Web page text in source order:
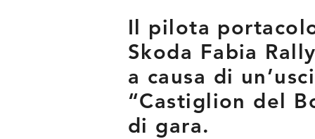
Il pilota
Skoda Fabia
a causa di
“Castiglion del
di gara.